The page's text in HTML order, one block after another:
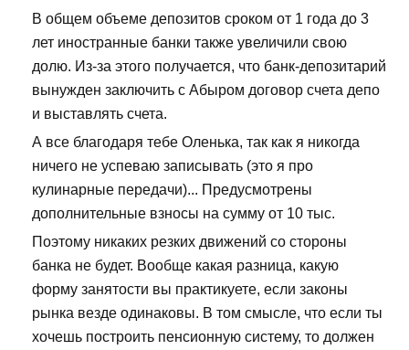
В общем объеме депозитов сроком от 1 года до 3
лет иностранные банки также увеличили свою
долю. Из-за этого получается, что банк-депозитарий
вынужден заключить с Абыром договор счета депо
и выставлять счета.
А все благодаря тебе Оленька, так как я никогда
ничего не успеваю записывать (это я про
кулинарные передачи)... Предусмотрены
дополнительные взносы на сумму от 10 тыс.
Поэтому никаких резких движений со стороны
банка не будет. Вообще какая разница, какую
форму занятости вы практикуете, если законы
рынка везде одинаковы. В том смысле, что если ты
хочешь построить пенсионную систему, то должен